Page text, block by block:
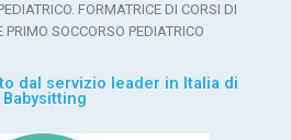
FORMATRICE DI CORSI DI
PRIMO SOCCORSO PEDIATRICO
dal servizio leader in Italia di
Babysitting